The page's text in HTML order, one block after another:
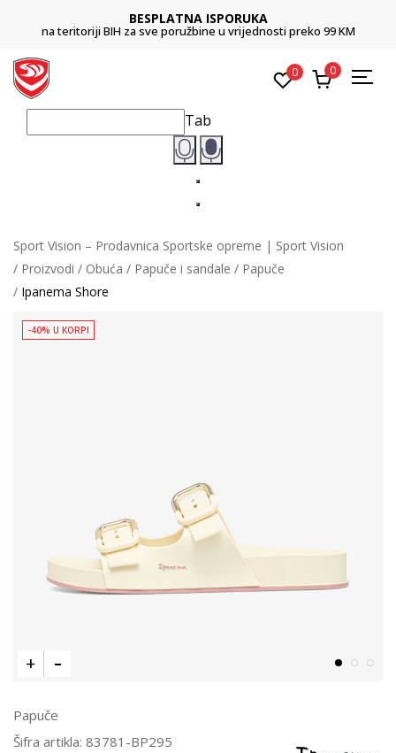
BESPLATNA ISPORUKA
na teritoriji BIH za sve poružbine u vrijednosti preko 99 KM
0 0
Tab
Sport Vision – Prodavnica Sportske opreme | Sport Vision
Proizvodi
Obuća Papuče i sandale
Papuče
Ipanema Shore
-40% U KORPI
Papuče
Šifra artikla: 83781-BP295